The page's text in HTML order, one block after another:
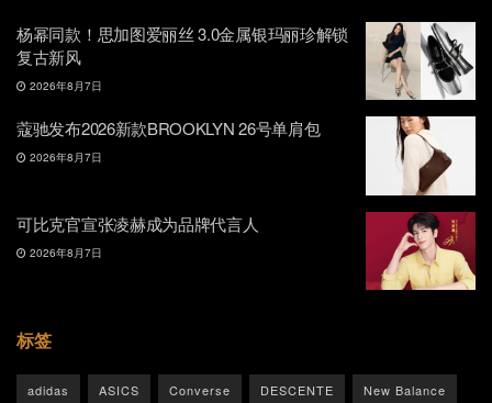
杨幂同款！思加图爱丽丝 3.0金属银玛丽珍解锁
复古新风
2026年8月7日
蔻驰发布2026新款BROOKLYN 26号单肩包
2026年8月7日
可比克官宣张凌赫成为品牌代言人
2026年8月7日
标签
adidas ASICS Converse DESCENTE New Balance